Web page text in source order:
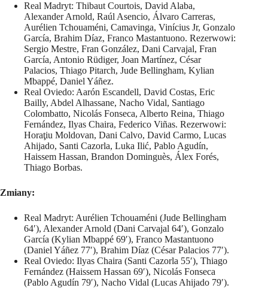
Real Madryt: Thibaut Courtois, David Alaba,
Alexander Arnold, Raúl Asencio, Álvaro Carreras,
Aurélien Tchouaméni, Camavinga, Vinícius Jr, Gonzalo
García, Brahim Díaz, Franco Mastantuono. Rezerwowi:
Sergio Mestre, Fran González, Dani Carvajal, Fran
García, Antonio Rüdiger, Joan Martínez, César
Palacios, Thiago Pitarch, Jude Bellingham, Kylian
Mbappé, Daniel Yáñez.
Real Oviedo: Aarón Escandell, David Costas, Eric
Bailly, Abdel Alhassane, Nacho Vidal, Santiago
Colombatto, Nicolás Fonseca, Alberto Reina, Thiago
Fernández, Ilyas Chaira, Federico Viñas. Rezerwowi:
Horaţiu Moldovan, Dani Calvo, David Carmo, Lucas
Ahijado, Santi Cazorla, Luka Ilić, Pablo Agudín,
Haissem Hassan, Brandon Dominguès, Álex Forés,
Thiago Borbas.
Zmiany:
Real Madryt: Aurélien Tchouaméni (Jude Bellingham
64′), Alexander Arnold (Dani Carvajal 64′), Gonzalo
García (Kylian Mbappé 69′), Franco Mastantuono
(Daniel Yáñez 77′), Brahim Díaz (César Palacios 77′).
Real Oviedo: Ilyas Chaira (Santi Cazorla 55′), Thiago
Fernández (Haissem Hassan 69′), Nicolás Fonseca
(Pablo Agudín 79′), Nacho Vidal (Lucas Ahijado 79′).